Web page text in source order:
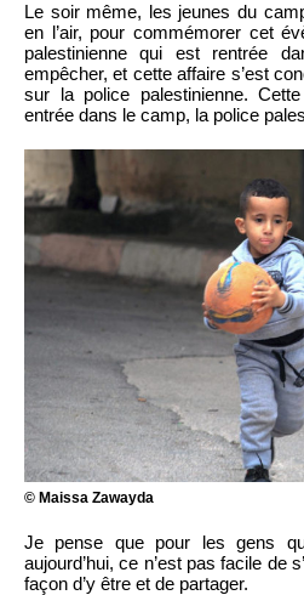
Le soir même, les jeunes du
en l’air, pour commémorer cet
palestinienne qui est rentrée
empêcher, et cette affaire s’est
sur la police palestinienne.
entrée dans le camp, la police
© Maissa Zawayda
Je pense que pour les gens
aujourd’hui, ce n’est pas facile de
façon d’y être et de partager.